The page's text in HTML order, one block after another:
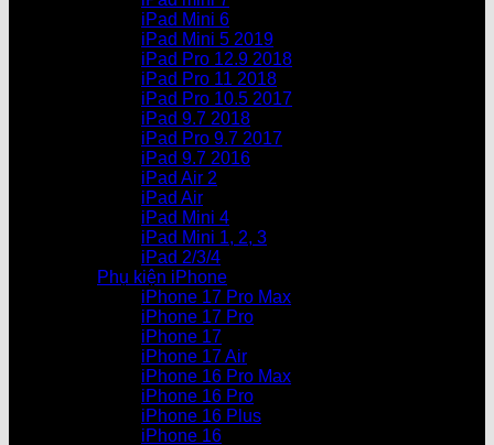
iPad Mini 6
iPad Mini 5 2019
iPad Pro 12.9 2018
iPad Pro 11 2018
iPad Pro 10.5 2017
iPad 9.7 2018
iPad Pro 9.7 2017
iPad 9.7 2016
iPad Air 2
iPad Air
iPad Mini 4
iPad Mini 1, 2, 3
iPad 2/3/4
Phụ kiện iPhone
iPhone 17 Pro Max
iPhone 17 Pro
iPhone 17
iPhone 17 Air
iPhone 16 Pro Max
iPhone 16 Pro
iPhone 16 Plus
iPhone 16